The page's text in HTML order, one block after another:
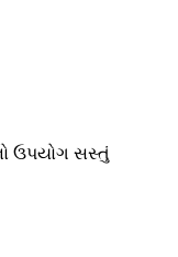
ઉપયોગ સસ્તું